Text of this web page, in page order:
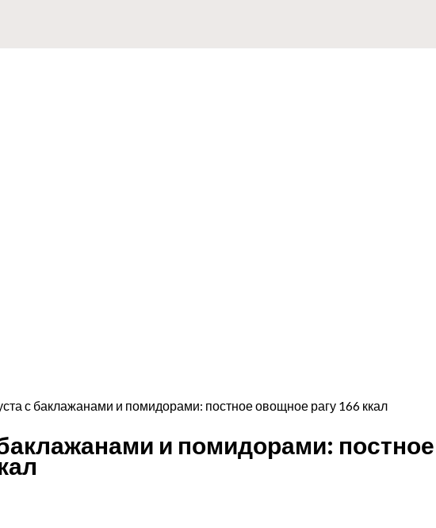
с баклажанами и помидорами: постное овощное рагу 166 ккал
и помидорами: постное